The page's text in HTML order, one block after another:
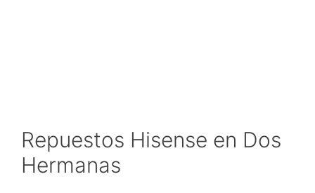
Repuestos Hisense en Dos
Hermanas